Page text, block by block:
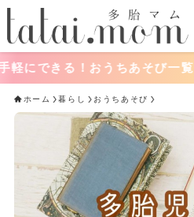
きる！おうちあそび一覧
ホーム 暮らし おうちあそび